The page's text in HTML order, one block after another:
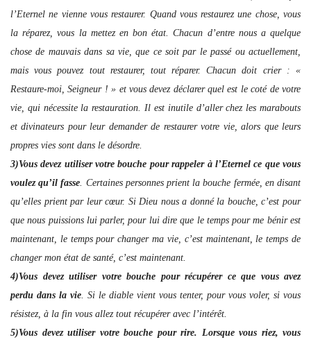
l’Eternel ne vienne vous restaurer. Quand vous restaurez une chose, vous
la réparez, vous la mettez en bon état. Chacun d’entre nous a quelque
chose de mauvais dans sa vie, que ce soit par le passé ou actuellement,
mais vous pouvez tout restaurer, tout réparer. Chacun doit crier : «
Restaure-moi, Seigneur ! » et vous devez déclarer quel est le coté de votre
vie, qui nécessite la restauration. Il est inutile d’aller chez les marabouts
et divinateurs pour leur demander de restaurer votre vie, alors que leurs
propres vies sont dans le désordre.
3)Vous devez utiliser votre bouche pour rappeler à l’Eternel ce que vous
voulez qu’il fasse . Certaines personnes prient la bouche fermée, en disant
qu’elles prient par leur cœur. Si Dieu nous a donné la bouche, c’est pour
que nous puissions lui parler, pour lui dire que le temps pour me bénir est
maintenant, le temps pour changer ma vie, c’est maintenant, le temps de
changer mon état de santé, c’est maintenant.
4)Vous devez utiliser votre bouche pour récupérer ce que vous avez
perdu dans la vie . Si le diable vient vous tenter, pour vous voler, si vous
résistez, à la fin vous allez tout récupérer avec l’intérêt.
5)Vous devez utiliser votre bouche pour rire. Lorsque vous riez, vous